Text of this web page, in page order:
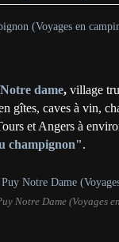
dame, village
gîtes, caves à vin,
et Angers à
champignon".
Notre Dame (Voyages